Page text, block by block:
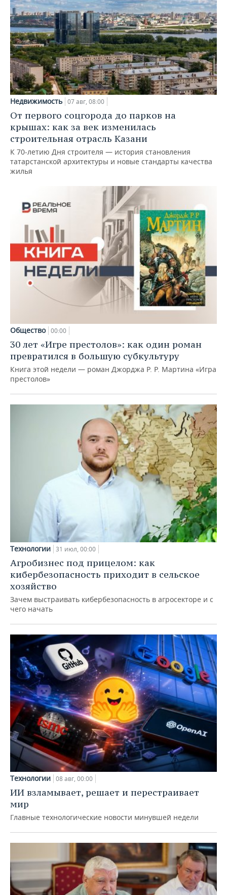
Недвижимость 07 авг, 08:00
От первого соцгорода до парков на
крышах: как за век изменилась
строительная отрасль Казани
К 70-летию Дня строителя — история становления
татарстанской архитектуры и новые стандарты качества
жилья
Общество 00:00
30 лет «Игре престолов»: как один роман
превратился в большую субкультуру
Книга этой недели — роман Джорджа Р. Р. Мартина «Игра
престолов»
Технологии 31 июл, 00:00
Агробизнес под прицелом: как
кибербезопасность приходит в сельское
хозяйство
Зачем выстраивать кибербезопасность в агросекторе и с
чего начать
Технологии 08 авг, 00:00
ИИ взламывает, решает и перестраивает
мир
Главные технологические новости минувшей недели